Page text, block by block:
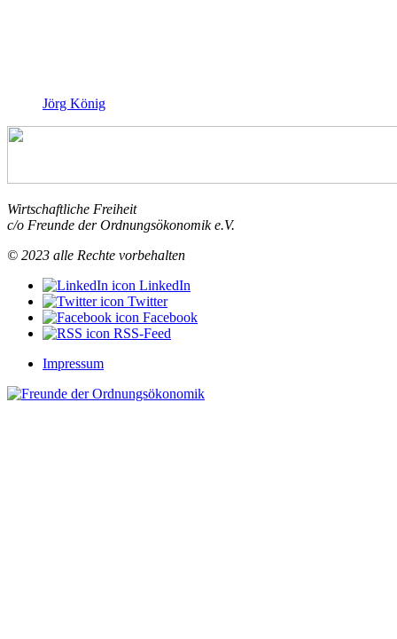
Jörg König
Wirtschaftliche Freiheit
c/o Freunde der Ordnungsökonomik e.V.
© 2023 alle Rechte vorbehalten
LinkedIn
Twitter
Facebook
RSS-Feed
Impressum